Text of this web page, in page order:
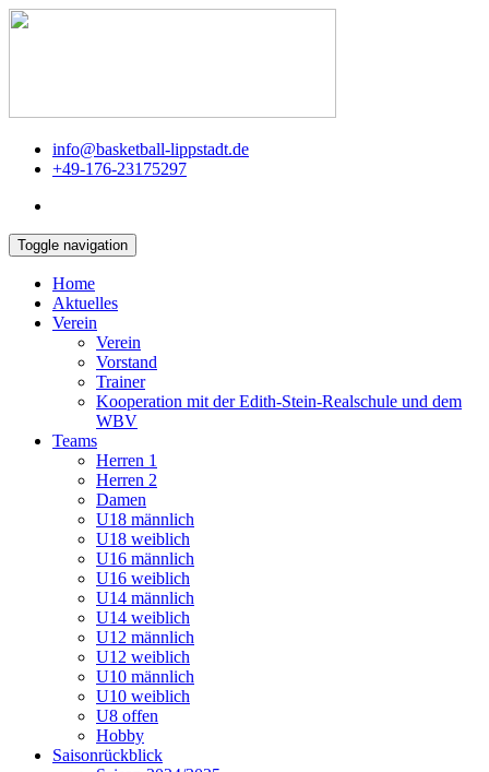
info@basketball-lippstadt.de
+49-176-23175297
Toggle navigation
Home
Aktuelles
Verein
Verein
Vorstand
Trainer
Kooperation mit der Edith-Stein-Realschule und dem
WBV
Teams
Herren 1
Herren 2
Damen
U18 männlich
U18 weiblich
U16 männlich
U16 weiblich
U14 männlich
U14 weiblich
U12 männlich
U12 weiblich
U10 männlich
U10 weiblich
U8 offen
Hobby
Saisonrückblick